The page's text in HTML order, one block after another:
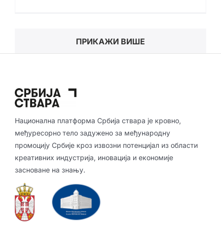
ПРИКАЖИ ВИШЕ
Национална платформа Србија ствара је кровно,
међуресорно тело задужено за међународну
промоцију Србије кроз извозни потенцијал из области
креативних индустрија, иновација и економије
засноване на знању.